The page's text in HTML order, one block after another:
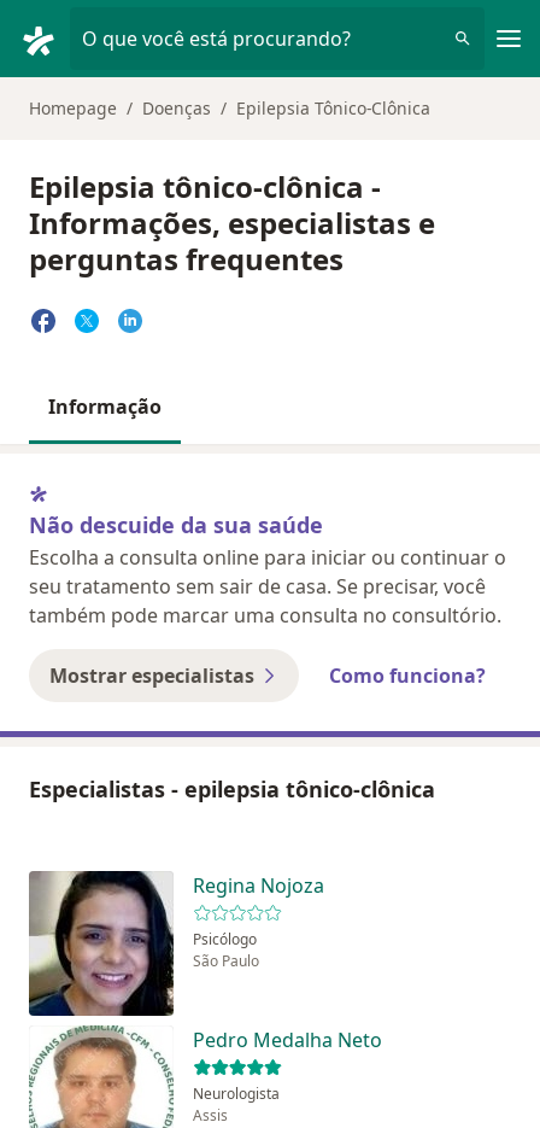
O que você está procurando?
Homepage Doenças Epilepsia Tônico-Clônica
Epilepsia tônico-clônica -
Informações, especialistas e
perguntas frequentes
Informação
Não descuide da sua saúde
Escolha a consulta online para iniciar ou continuar o
seu tratamento sem sair de casa. Se precisar, você
também pode marcar uma consulta no consultório.
Mostrar especialistas Como funciona?
Especialistas - epilepsia tônico-clônica
Regina Nojoza
Psicólogo
São Paulo
Pedro Medalha Neto
Neurologista
Assis